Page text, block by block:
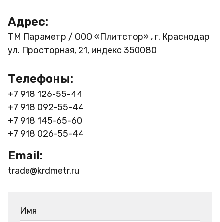
Адрес:
ТМ Параметр / ООО «Плитстор» , г. Краснодар
ул. Просторная, 21, индекс 350080
Телефоны:
+7 918 126-55-44
+7 918 092-55-44
+7 918 145-65-60
+7 918 026-55-44
Email:
trade@krdmetr.ru
Имя